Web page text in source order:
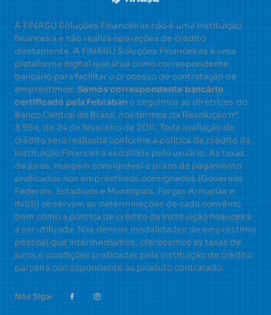
A FINASU Soluções Financeiras não é uma instituição
financeira e não realiza operações de crédito
diretamente. A FINASU Soluções Financeiras é uma
plataforma digital que atua como correspondente
bancário para facilitar o processo de contratação de
empréstimos.Somos correspondente bancário
certificado pela Febrabane seguimos as diretrizes do
Banco Central do Brasil, nos termos da Resolução nº.
3.954, de 24 de fevereiro de 2011. Toda avaliação de
crédito será realizada conforme a política de crédito da
Instituição Financeira escolhida pelo usuário. As taxas
de juros, margem consignável e prazo de pagamento
praticados nos empréstimos consignados (Governos
Federais, Estaduais e Municipais, Forças Armadas e
INSS) observam as determinações de cada convênio,
bem como a política de crédito da instituição financeira
a ser utilizada. Nas demais modalidades de empréstimo
pessoal que intermediamos, oferecemos as taxas de
juros e condições praticadas pela instituição de crédito
parceira correspondente ao produto contratado.
Nos Siga: